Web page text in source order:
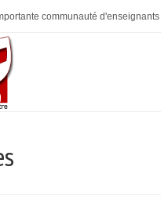
communauté